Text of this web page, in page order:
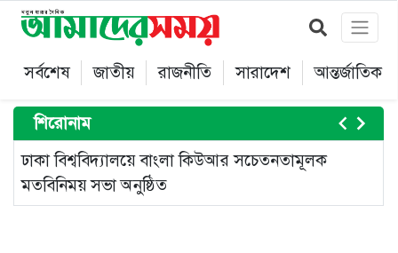
সর্বশেষ জাতীয় রাজনীতি সারাদেশ আন্তর্জাতিক
শিরোনাম
ঢাকা বিশ্ববিদ্যালয়ে বাংলা কিউআর সচেতনতামূলক
মতবিনিময় সভা অনুষ্ঠিত